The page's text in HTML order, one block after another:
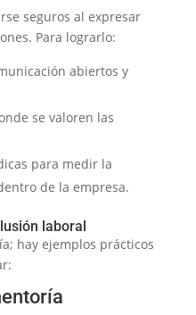
seguros al expresar
Para lograrlo:
abiertos y
se valoren las
para medir la
de la empresa.
laboral
hay ejemplos prácticos